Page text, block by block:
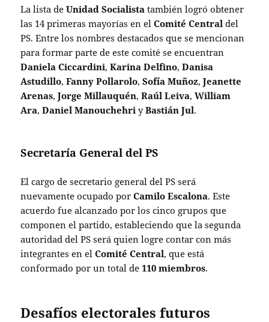
La lista deUnidad Socialista también logró obtener
las 14 primeras mayorías en elComité Central del
PS. Entre los nombres destacados que se mencionan
para formar parte de este comité se encuentran
Daniela Ciccardini,Karina Delfino,Danisa
Astudillo,Fanny Pollarolo,Sofía Muñoz,Jeanette
Arenas,Jorge Millauquén,Raúl Leiva,William
Ara,Daniel Manouchehri yBastián Jul.
Secretaría General del PS
El cargo de secretario general del PS será
nuevamente ocupado porCamilo Escalona. Este
acuerdo fue alcanzado por los cinco grupos que
componen el partido, estableciendo que la segunda
autoridad del PS será quien logre contar con más
integrantes en elComité Central, que está
conformado por un total de110 miembros.
Desafíos electorales futuros